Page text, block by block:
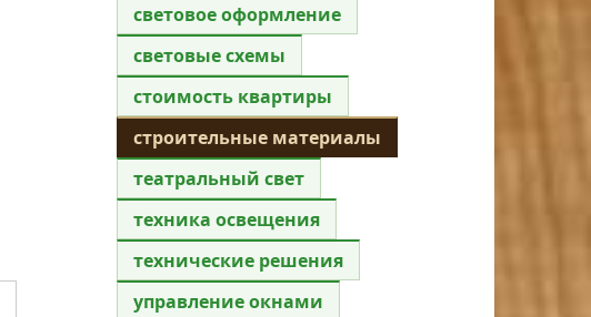
световое оформление
световые схемы
стоимость квартиры
строительные материалы
театральный свет
техника освещения
технические решения
управление окнами